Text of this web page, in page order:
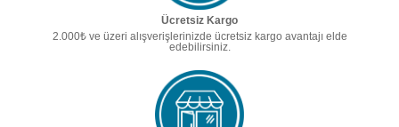
Ücretsiz Kargo
2.000₺ ve üzeri alışverişlerinizde ücretsiz kargo avantajı elde
edebilirsiniz.